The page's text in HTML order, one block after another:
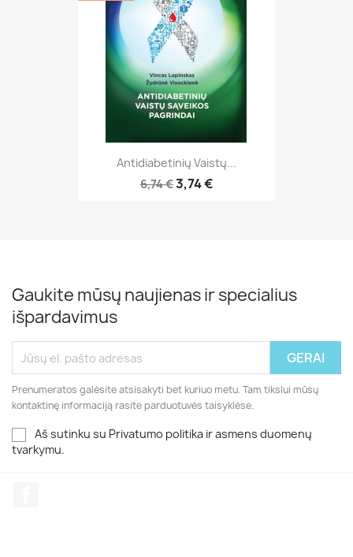
Antidiabetinių Vaistų...
6,74 €3,74 €
Gaukite mūsų naujienas ir specialius
išpardavimus
Prenumeratos galėsite atsisakyti bet kuriuo metu. Tam tikslui mūsų
kontaktinę informaciją rasite parduotuvės taisyklėse.
Aš sutinku su Privatumo politika ir asmens duomenų
tvarkymu.